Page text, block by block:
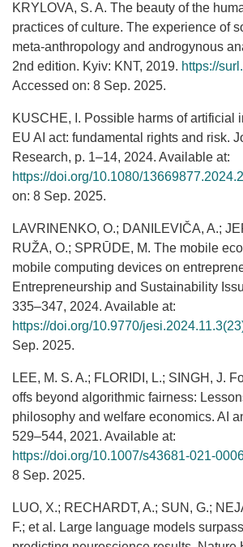
KRYLOVA, S. A. The beauty of the
practices of culture. The experience of
meta-anthropology and androgynous
2nd edition. Kyiv: KNT, 2019. https://
Accessed on: 8 Sep. 2025.
KUSCHE, I. Possible harms of artificial
EU AI act: fundamental rights and risk.
Research, p. 1–14, 2024. Available at:
https://doi.org/10.1080/
on: 8 Sep. 2025.
LAVRINENKO, O.; DANILEVIČA, A.;
RUŽA, O.; SPRŪDE, M. The mobile
mobile computing devices on
Entrepreneurship and Sustainability
335–347, 2024. Available at:
https://doi.org/10.9770/
Sep. 2025.
LEE, M. S. A.; FLORIDI, L.; SINGH, J.
offs beyond algorithmic fairness:
philosophy and welfare economics. AI
529–544, 2021. Available at:
https://doi.org/10.1007/s43681-021-
8 Sep. 2025.
LUO, X.; RECHARDT, A.; SUN, G.;
F.; et al. Large language models